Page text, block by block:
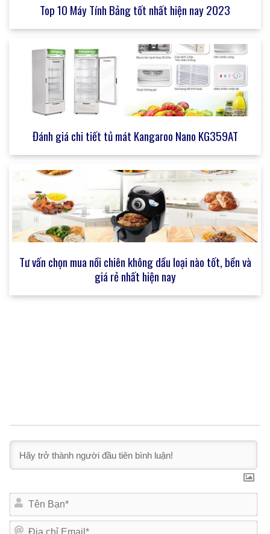
Top 10 Máy Tính Bảng tốt nhất hiện nay 2023
Đánh giá chi tiết tủ mát Kangaroo Nano KG359AT
Tư vấn chọn mua nồi chiên không dầu loại nào tốt, bền và
giá rẻ nhất hiện nay
T
ê
n